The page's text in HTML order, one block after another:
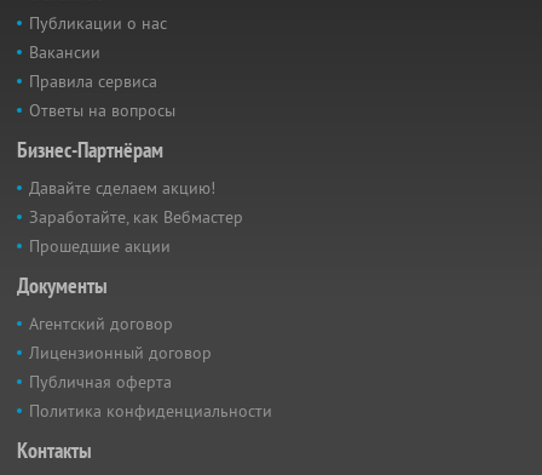
Публикации о нас
Вакансии
Правила сервиса
Ответы на вопросы
Бизнес-Партнёрам
Давайте сделаем акцию!
Заработайте, как Вебмастер
Прошедшие акции
Документы
Агентский договор
Лицензионный договор
Публичная оферта
Политика конфиденциальности
Контакты